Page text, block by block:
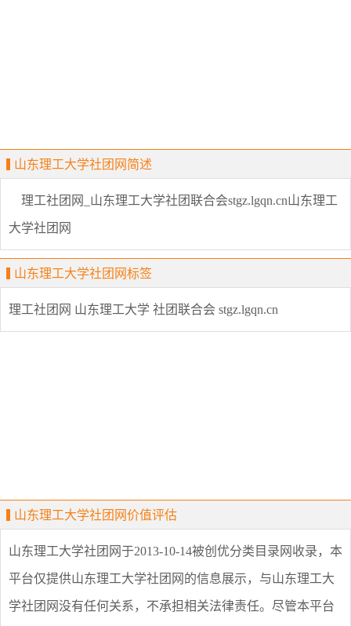
山东理工大学社团网简述
理工社团网_山东理工大学社团联合会stgz.lgqn.cn山东理工
大学社团网
山东理工大学社团网标签
理工社团网 山东理工大学 社团联合会 stgz.lgqn.cn
山东理工大学社团网价值评估
山东理工大学社团网 于2013-10-14被创优分类目录网收录，本
平台仅提供山东理工大学社团网 的信息展示，与山东理工大
学社团网没有任何关系，不承担相关法律责任。尽管本平台